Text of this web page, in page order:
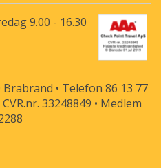
9.00 - 16.30
• Telefon 86 13 77
33248849 • Medlem